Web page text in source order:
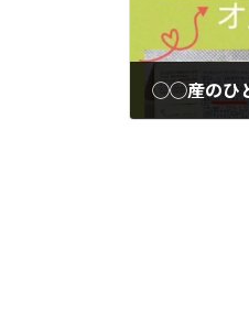
◯◯産のひ